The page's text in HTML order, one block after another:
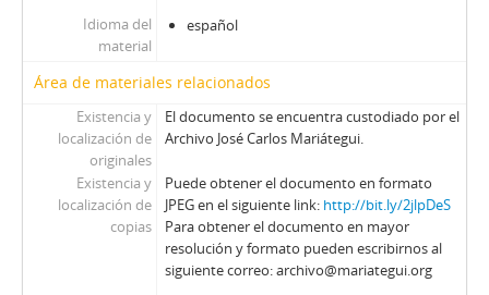
Idioma del
material
español
Área de materiales relacionados
Existencia y
localización de
originales
El documento se encuentra custodiado por el
Archivo José Carlos Mariátegui.
Existencia y
localización de
copias
Puede obtener el documento en formato
JPEG en el siguiente link: http://bit.ly/2jlpDeS
Para obtener el documento en mayor
resolución y formato pueden escribirnos al
siguiente correo: archivo@mariategui.org